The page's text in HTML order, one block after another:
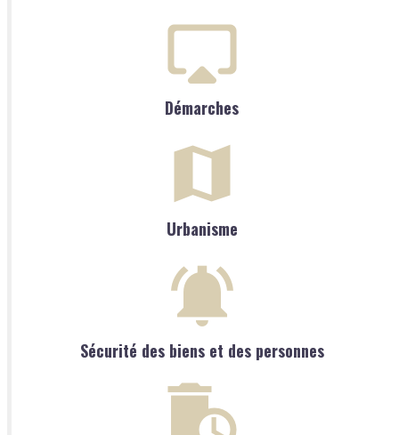
Démarches
Urbanisme
Sécurité des biens et des personnes